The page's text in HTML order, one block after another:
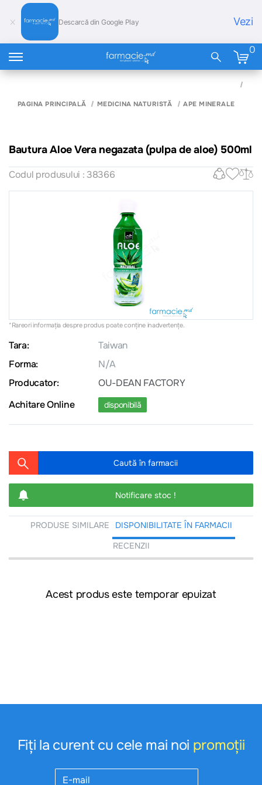
Descarcă din Google Play Vezi
0
PAGINA PRINCIPALĂ MEDICINA NATURISTĂ APE MINERALE
Bautura Aloe Vera negazata (pulpa de aloe) 500ml
Codul produsului : 38366
*Rareori informația despre produs poate conţine inadvertenţe.
Tara:
Taiwan
Forma:
N/A
Producator:
OU-DEAN FACTORY
Achitare Online
disponibilă
Caută în farmacii
Notificare stoc !
PRODUSE SIMILARE
DISPONIBILITATE ÎN FARMACII
RECENZII
Acest produs este temporar epuizat
Fiți la curent cu cele mai noi promoții